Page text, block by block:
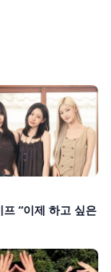
프 “이제 하고 싶은